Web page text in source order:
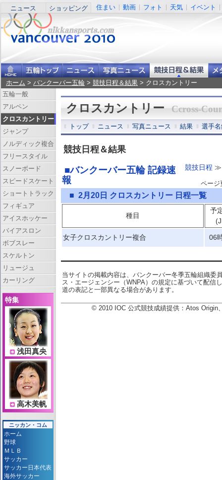
ニュース ショッピング 住まい 動画 フォト 天気 イベント
ホーム > バンクーバー五輪 > 競技日程＆結果 > クロスカントリー
クロスカントリー Ccross-
トップ ニュース 写真ニュース 結果 選手
競技日程＆結果
■バンクーバー五輪 記録速
報
競技日程 ≫
ペー
■ 2月20日 クロスカントリー 日程一覧
種目
予
女子クロスカントリー複合 06
当サイトの掲載内容は、バンクーバー冬季五輪組織委
ス・エージェンシー（WNPA）の規定に基づいて配信
道の表記と一部異なる場合があります。
© 2010 IOC 公式競技成績提供：Atos Origin
五輪一般
アルペン
クロスカントリー
ジャンプ
ノルディック複合
フリースタイル
スノーボード
スピードスケート
ショートトラック
フィギュア
アイスホッケー
バイアスロン
ボブスレー
スケルトン
リュージュ
カーリング
特集
浅田真央
高木美帆
ニッカン・コム
ホーム
野球
ＭＬＢ
サッカー
サッカー日本代表
海外サッカー